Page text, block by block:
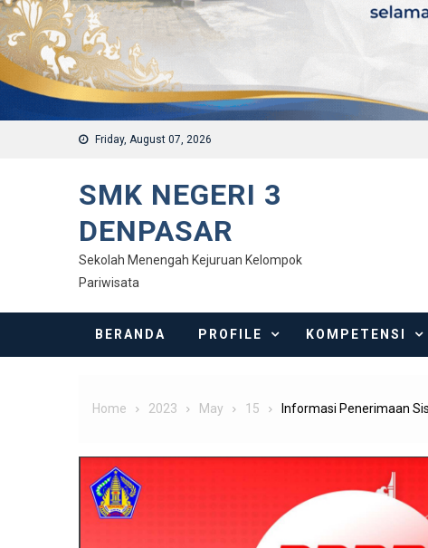
Friday, August 07, 2026
SMK NEGERI 3
DENPASAR
Sekolah Menengah Kejuruan Kelompok
Pariwisata
BERANDA PROFILE KOMPETENSI
Home 2023 May 15 Informasi Penerimaan